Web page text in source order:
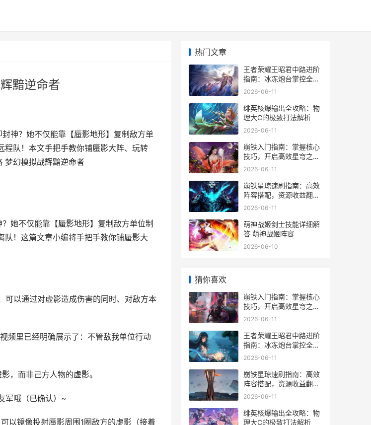
黯逆命者
神？她不仅能靠【蜃影地形】复制敌方单
程队！本文手把手教你铺蜃影大阵、玩转
梦幻模拟战辉黯逆命者
她不仅能靠【蜃影地形】复制敌方单位制
！这篇文章小编将手把手教你铺蜃影大
可以通过对虚影造成伤害的同时、对敌方本
频里已经明确展示了：不管敌我单位行动
，而非己方人物的虚影。
军哦（已确认）~
以镜像投射蜃影周围1圈敌方的虚影（接着
热门文章
王者荣耀王昭君中路进阶
指南：冰冻炮台掌控全
场！
2026-06-11
绯英核爆输出全攻略：物
理大C的极致打法解析
2026-06-11
崩铁入门指南：掌握核心
技巧，开启高效星穹之
旅！
2026-06-11
崩铁星琼速刷指南：高效
阵容搭配，资源收益翻
倍！
2026-06-11
萌神战姬剑士技能详细解
答 萌神战姬阵容
2026-06-10
猜你喜欢
崩铁入门指南：掌握核心
技巧，开启高效星穹之
旅！
2026-06-11
王者荣耀王昭君中路进阶
指南：冰冻炮台掌控全
场！
2026-06-11
崩铁星琼速刷指南：高效
阵容搭配，资源收益翻
倍！
2026-06-11
绯英核爆输出全攻略：物
理大C的极致打法解析